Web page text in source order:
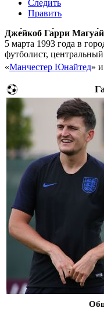
Следить
Править
Дже́йкоб Га́рри
5 марта 1993 года в
футболист,
«Манчестер Юнайтед»